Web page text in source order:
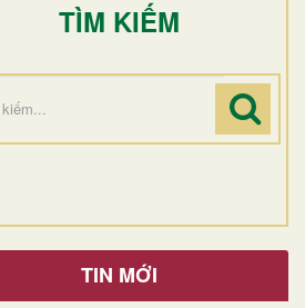
TÌM KIẾM
TIN MỚI